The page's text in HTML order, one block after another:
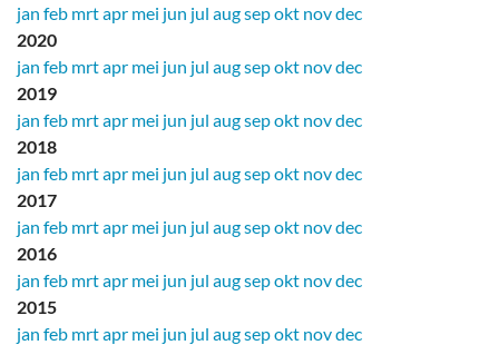
jan feb mrtapr mei jun jul augsepokt novdec
2020
jan feb mrtapr mei jun jul augsepokt novdec
2019
jan feb mrtapr mei jun jul augsepokt novdec
2018
jan feb mrtapr mei jun jul augsepokt novdec
2017
jan feb mrtapr mei jun jul augsepokt novdec
2016
jan feb mrtapr mei jun jul augsepokt novdec
2015
jan feb mrtapr mei jun jul augsepokt novdec